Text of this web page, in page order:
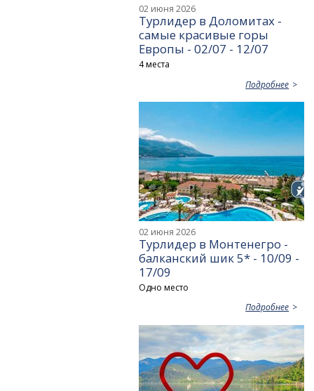
02 июня 2026
Турлидер в Доломитах -
самые красивые горы
Европы - 02/07 - 12/07
4 места
Подробнее
02 июня 2026
Турлидер в Монтенегро -
балканский шик 5* - 10/09 -
17/09
Одно место
Подробнее